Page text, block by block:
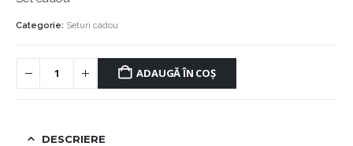
Categorie: Seturi cadou
ADAUGĂ ÎN COȘ
DESCRIERE